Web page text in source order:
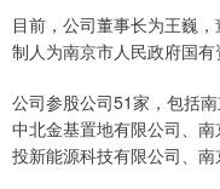
目前，公司董事长为王巍
制人为南京市人民政府国有
公司参股公司51家，包括
中北金基置地有限公司、
投新能源科技有限公司、南